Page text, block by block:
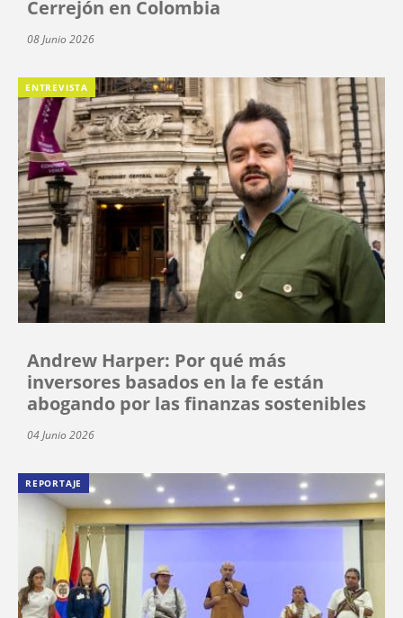
Cerrejón en Colombia
08 Junio 2026
ENTREVISTA
Andrew Harper: Por qué más
inversores basados en la fe están
abogando por las finanzas sostenibles
04 Junio 2026
REPORTAJE